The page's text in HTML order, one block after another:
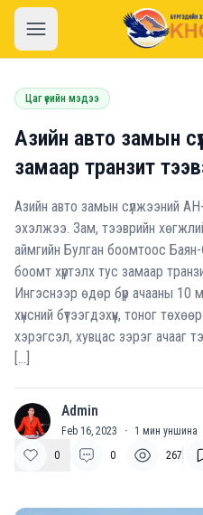
khovd.mn
Цаг үеийн мэдээ
Азийн авто замын
замаар транзит
Азийн авто замын сүлжээний
эхэлжээ. Зам, тээврийн
аймгийн Булган боомтоос
боомт хүртэлх тус замаар
Ингэснээр өдөр бүр ачааны
хүнсний бүтээгдэхүүн, тоног
хэрэгсэл, хувцас зэрэг ачааг
[…]
A Admin
Feb 16, 2023 · 1 мин уншина
0
0 267